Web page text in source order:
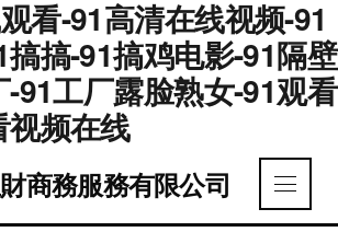
看-91高清在线视频-91
搞-91搞鸡电影-91隔壁
91工厂露脸熟女-91观看
频在线
商務服務有限公司